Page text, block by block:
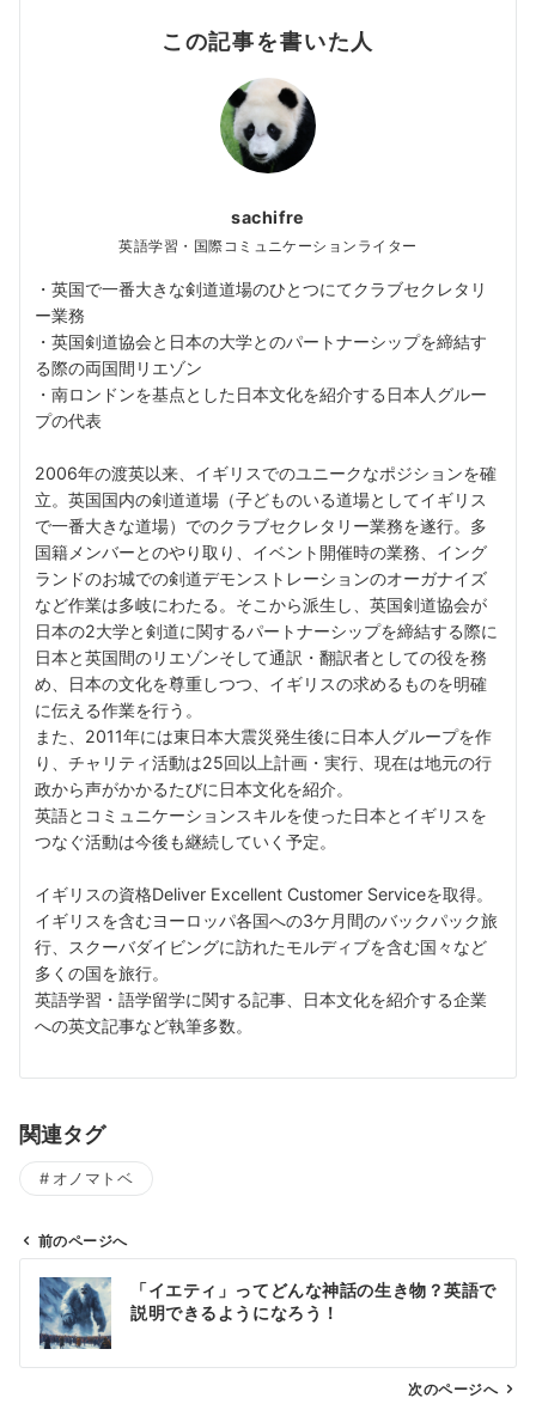
この記事を書いた人
sachifre
英語学習・国際コミュニケーションライター
・英国で一番大きな剣道道場のひとつにてクラブセクレタリ
ー業務
・英国剣道協会と日本の大学とのパートナーシップを締結す
る際の両国間リエゾン
・南ロンドンを基点とした日本文化を紹介する日本人グルー
プの代表
2006年の渡英以来、イギリスでのユニークなポジションを確
立。英国国内の剣道道場（子どものいる道場としてイギリス
で一番大きな道場）でのクラブセクレタリー業務を遂行。多
国籍メンバーとのやり取り、イベント開催時の業務、イング
ランドのお城での剣道デモンストレーションのオーガナイズ
など作業は多岐にわたる。そこから派生し、英国剣道協会が
日本の2大学と剣道に関するパートナーシップを締結する際に
日本と英国間のリエゾンそして通訳・翻訳者としての役を務
め、日本の文化を尊重しつつ、イギリスの求めるものを明確
に伝える作業を行う。
また、2011年には東日本大震災発生後に日本人グループを作
り、チャリティ活動は25回以上計画・実行、現在は地元の行
政から声がかかるたびに日本文化を紹介。
英語とコミュニケーションスキルを使った日本とイギリスを
つなぐ活動は今後も継続していく予定。
イギリスの資格Deliver Excellent Customer Serviceを取得。
イギリスを含むヨーロッパ各国への3ケ月間のバックパック旅
行、スクーバダイビングに訪れたモルディブを含む国々など
多くの国を旅行。
英語学習・語学留学に関する記事、日本文化を紹介する企業
への英文記事など執筆多数。
関連タグ
オノマトベ
ビ
前のページへ
「イエティ」ってどんな神話の生き物？英語で
説明できるようになろう！
次のページへ